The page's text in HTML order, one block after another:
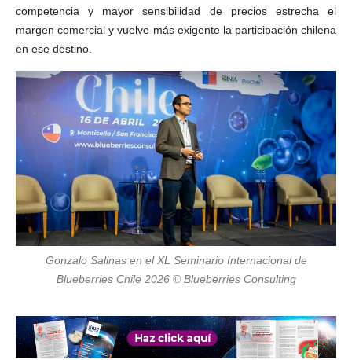
competencia y mayor sensibilidad de precios estrecha el
margen comercial y vuelve más exigente la participación chilena
en ese destino.
Gonzalo Salinas en el XL Seminario Internacional de
Blueberries Chile 2026 © Blueberries Consulting